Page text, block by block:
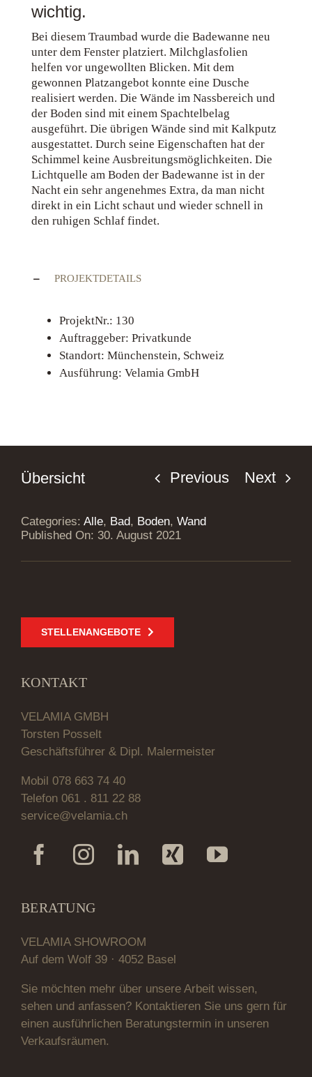
wichtig.
Bei diesem Traumbad wurde die Badewanne neu
unter dem Fenster platziert. Milchglasfolien
helfen vor ungewollten Blicken. Mit dem
gewonnen Platzangebot konnte eine Dusche
realisiert werden. Die Wände im Nassbereich und
der Boden sind mit einem Spachtelbelag
ausgeführt. Die übrigen Wände sind mit Kalkputz
ausgestattet. Durch seine Eigenschaften hat der
Schimmel keine Ausbreitungsmöglichkeiten. Die
Lichtquelle am Boden der Badewanne ist in der
Nacht ein sehr angenehmes Extra, da man nicht
direkt in ein Licht schaut und wieder schnell in
den ruhigen Schlaf findet.
PROJEKTDETAILS
ProjektNr.: 130
Auftraggeber: Privatkunde
Standort: Münchenstein, Schweiz
Ausführung: Velamia GmbH
Übersicht Previous Next
Categories: Alle, Bad, Boden, Wand
Published On: 30. August 2021
STELLENANGEBOTE
KONTAKT
VELAMIA GMBH
Torsten Posselt
Geschäftsführer & Dipl. Malermeister
Mobil 078 663 74 40
Telefon 061 . 811 22 88
service@velamia.ch
BERATUNG
VELAMIA SHOWROOM
Auf dem Wolf 39 · 4052 Basel
Sie möchten mehr über unsere Arbeit wissen,
sehen und anfassen? Kontaktieren Sie uns gern für
einen ausführlichen Beratungstermin in unseren
Verkaufsräumen.